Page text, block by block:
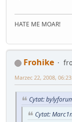
HATE ME MOAR!
Frohike
Marzec 22, 2008,
Cytat:
Cytat: